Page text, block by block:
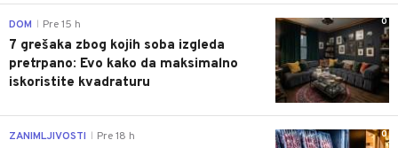
0
DOM Pre 15 h
7 grešaka zbog kojih soba izgleda
pretrpano: Evo kako da maksimalno
iskoristite kvadraturu
0
ZANIMLJIVOSTI Pre 18 h